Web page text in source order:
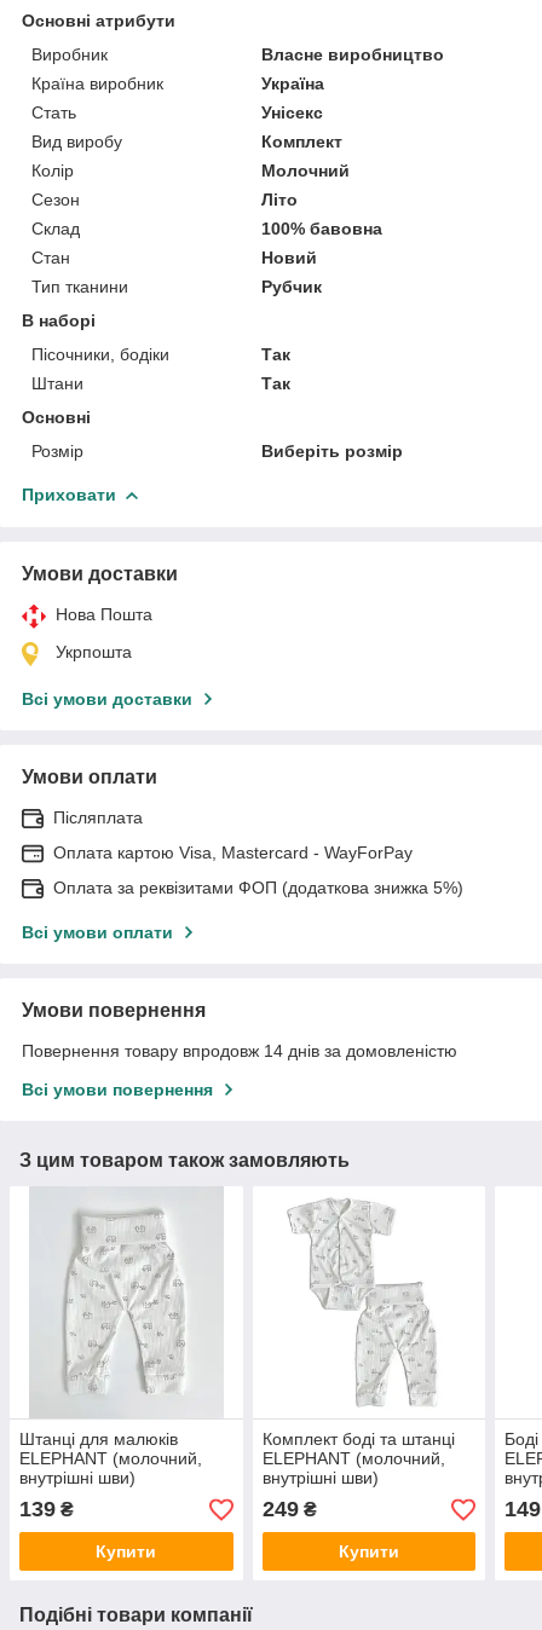
Основні атрибути
Виробник
Власне виробництво
Країна виробник
Україна
Стать
Унісекс
Вид виробу
Комплект
Колір
Молочний
Сезон
Літо
Склад
100% бавовна
Стан
Новий
Тип тканини
Рубчик
В наборі
Пісочники, бодіки
Так
Штани
Так
Основні
Розмір
Виберіть розмір
Приховати
Умови доставки
Нова Пошта
Укрпошта
Всі умови доставки
Умови оплати
Післяплата
Оплата картою Visa, Mastercard - WayForPay
Оплата за реквізитами ФОП (додаткова знижка 5%)
Всі умови оплати
Умови повернення
Повернення товару впродовж 14 днів за домовленістю
Всі умови повернення
З цим товаром також замовляють
Штанці для малюків
ELEPHANT (молочний,
внутрішні шви)
139 ₴
Купити
Комплект боді та штанці
ELEPHANT (молочний,
внутрішні шви)
249₴
Купити
149
Подібні товари компанії